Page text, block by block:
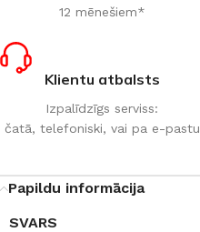
12 mēnešiem*
Klientu atbalsts
Izpalīdzīgs serviss:
čatā, telefoniski, vai pa e-pastu
Papildu informācija
SVARS